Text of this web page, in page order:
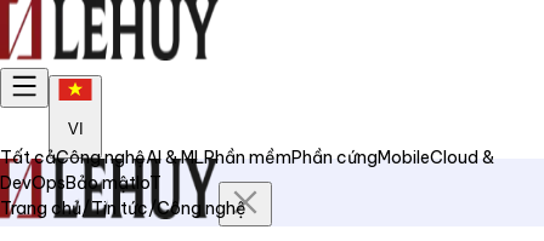
VI
Tất cảCông nghệAI & MLPhần mềmPhần cứngMobileCloud &
DevOpsBảo mậtIoT
Trang chủ/Tin tức/Công nghệ